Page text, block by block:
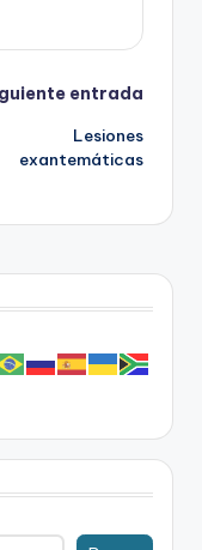
entrada
Lesiones
exantemáticas